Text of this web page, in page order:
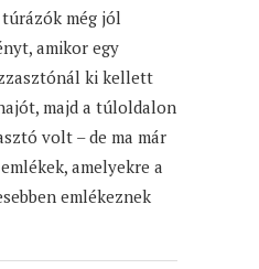
még jól
amikor egy
ki kellett
majd a túloldalon
volt – de ma már
amelyekre a
emlékeznek